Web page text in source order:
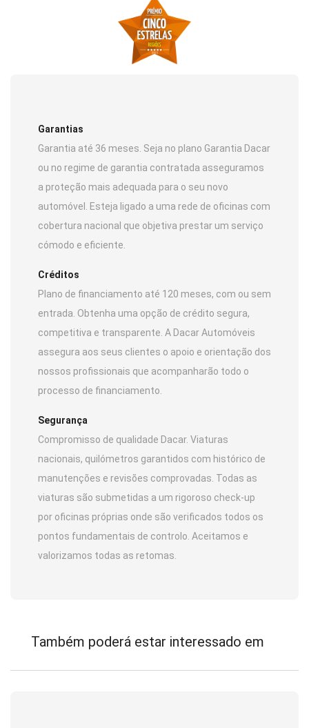
Garantias
Garantia até 36 meses. Seja no plano Garantia Dacar
ou no regime de garantia contratada asseguramos
a proteção mais adequada para o seu novo
automóvel. Esteja ligado a uma rede de oficinas com
cobertura nacional que objetiva prestar um serviço
cómodo e eficiente.
Créditos
Plano de financiamento até 120 meses, com ou sem
entrada. Obtenha uma opção de crédito segura,
competitiva e transparente. A Dacar Automóveis
assegura aos seus clientes o apoio e orientação dos
nossos profissionais que acompanharão todo o
processo de financiamento.
Segurança
Compromisso de qualidade Dacar. Viaturas
nacionais, quilómetros garantidos com histórico de
manutenções e revisões comprovadas. Todas as
viaturas são submetidas a um rigoroso check-up
por oficinas próprias onde são verificados todos os
pontos fundamentais de controlo. Aceitamos e
valorizamos todas as retomas.
Também poderá estar interessado em